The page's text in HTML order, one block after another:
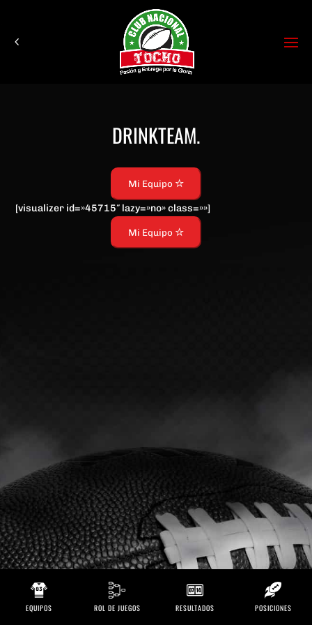
DRINKTEAM.
Mi Equipo
[visualizer id=»45715″ lazy=»no» class=»»]
Mi Equipo
EQUIPOS ROL DE JUEGOS RESULTADOS POSICIONES